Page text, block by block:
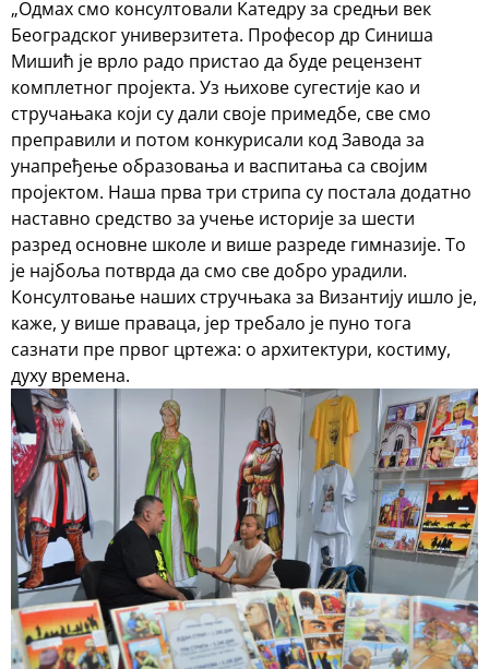
„Одмах смо консултовали Катедру за средњи век
Београдског универзитета. Професор др Синиша
Мишић је врло радо пристао да буде рецензент
комплетног пројекта. Уз њихове сугестије као и
стручањака који су дали своје примедбе, све смо
преправили и потом конкурисали код Завода за
унапређење образовања и васпитања са својим
пројектом. Наша прва три стрипа су постала додатно
наставно средство за учење историје за шести
разред основне школе и више разреде гимназије. То
је најбоља потврда да смо све добро урадили.
Консултовање наших стручњака за Византију ишло је,
каже, у више праваца, јер требало је пуно тога
сазнати пре првог цртежа: о архитектури, костиму,
духу времена.